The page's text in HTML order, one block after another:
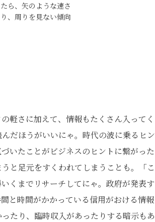
ら、矢のような速さ
、周りを見ない傾向
軽さに加えて、情報もたくさん入ってく
だほうがいいにゃ。時代の波に乗るヒン
いたことがビジネスのヒントに繋がった
と足元をすくわれてしまうことも。「こ
くまでリサーチしてにゃ。政府が発表す
と時間がかかっている信用がおける情報
たり、臨時収入があったりする暗示もあ